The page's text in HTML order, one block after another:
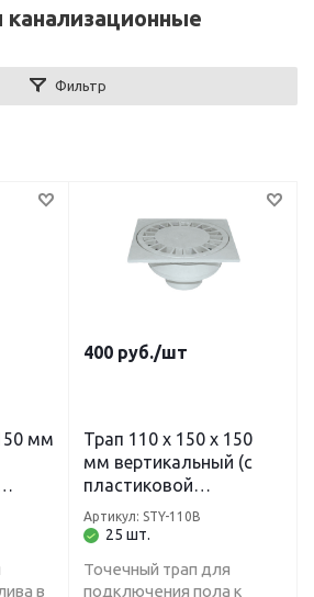
канализационные
Фильтр
мм
в
400 руб./шт
Трап 110 х 150 х 150
мм вертикальный (с
пластиковой
решеткой)
нерегулируемый STY-
25 шт.
Артикул: STY-110B
Точечный трап для
подключения пола к